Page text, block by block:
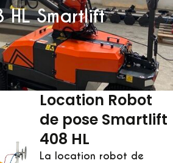
HL Smartlift
Location Robot
de pose Smartlift
408 HL
La location robot de